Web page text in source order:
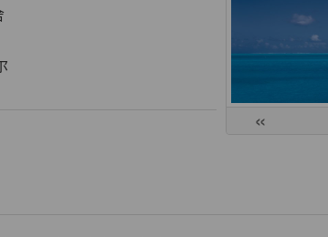
«